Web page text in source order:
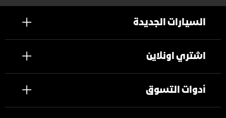
السيارات الجديدة
اشتري اونلاين
أدوات التسوق